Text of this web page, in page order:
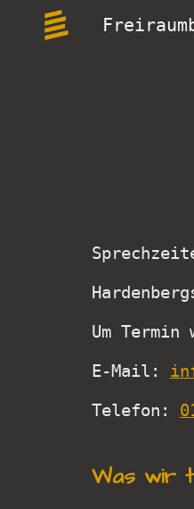
Um
E‑Mail:
Telefon:
Was wir